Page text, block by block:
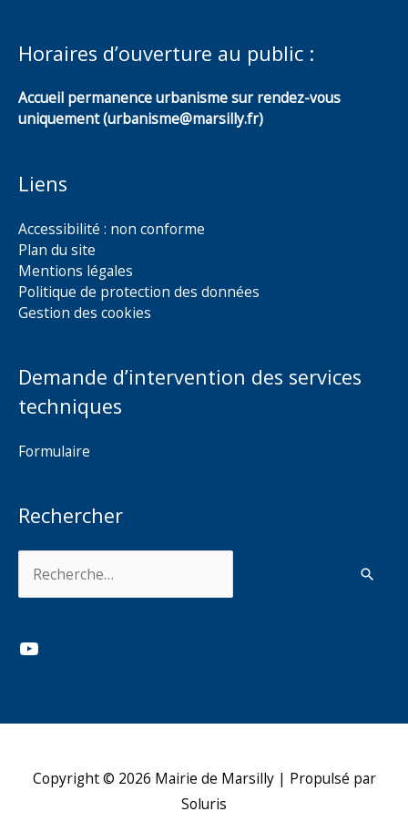
Horaires d’ouverture au public :
Accueil permanence urbanisme sur rendez-vous
uniquement (urbanisme@marsilly.fr)
Liens
Accessibilité : non conforme
Plan du site
Mentions légales
Politique de protection des données
Gestion des cookies
Demande d’intervention des services
techniques
Formulaire
Rechercher
YouTube
Copyright © 2026 Mairie de Marsilly| Propulsé par
Soluris